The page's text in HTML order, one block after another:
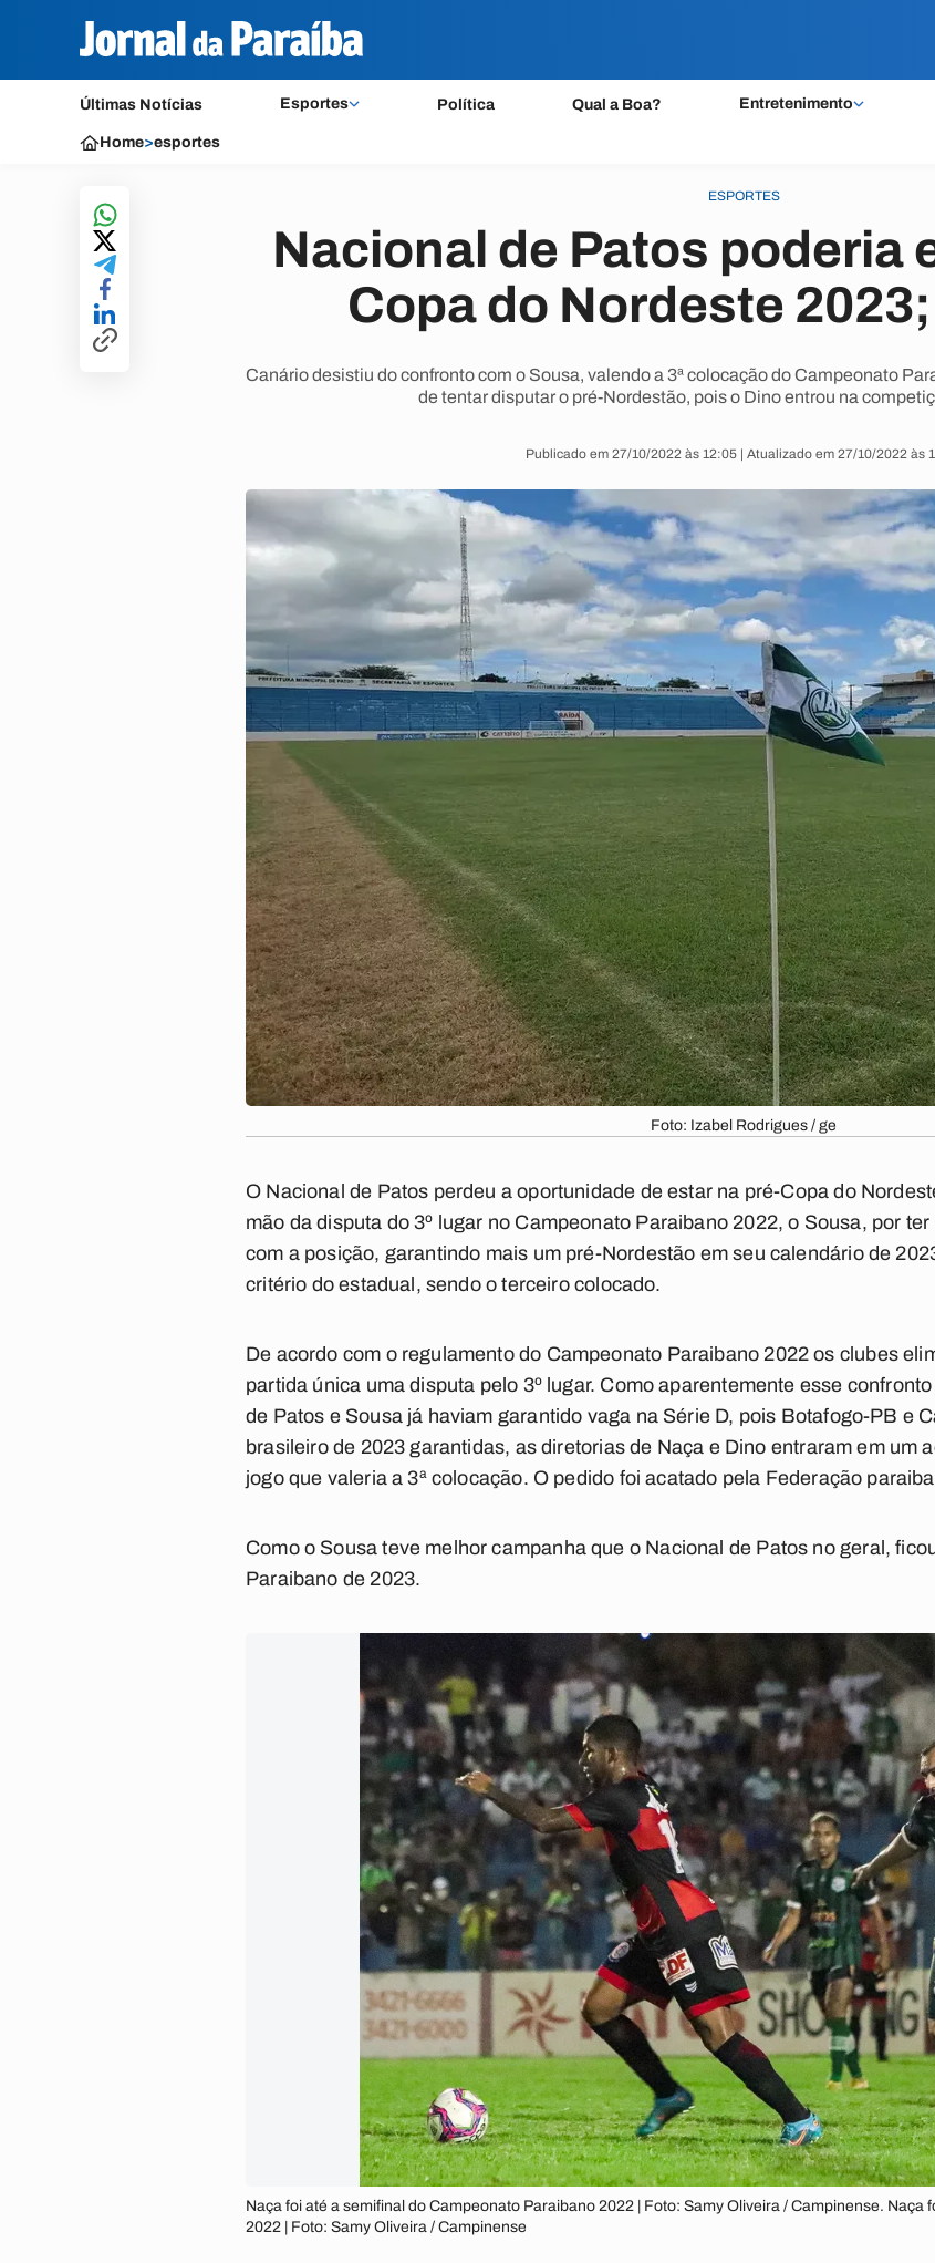
Últimas Notícias Esportes Política Qual a Boa? Entretenimento
Home>esportes
ESPORTES
Nacional de Patos poderia
Copa do Nordeste
Canário desistiu do confronto com o Sousa, valendo a 3ª colocação do Campeonato
de tentar disputar o pré-Nordestão, pois o Dino entrou na
Publicado em 27/10/2022 às 12:05 | Atualizado em 27/10/2022 às
Foto: Izabel Rodrigues / ge
O Nacional de Patos perdeu a oportunidade de estar na pré-Copa do
mão da disputa do 3º lugar no Campeonato Paraibano 2022, o Sousa, por
com a posição, garantindo mais um pré-Nordestão em seu calendário de
critério do estadual, sendo o terceiro colocado.
De acordo com o regulamento do Campeonato Paraibano 2022 os clubes
partida única uma disputa pelo 3º lugar. Como aparentemente esse
de Patos e Sousa já haviam garantido vaga na Série D, pois Botafogo-PB e
brasileiro de 2023 garantidas, as diretorias de Naça e Dino entraram em um
jogo que valeria a 3ª colocação. O pedido foi acatado pela Federação
Como o Sousa teve melhor campanha que o Nacional de Patos no geral,
Paraibano de 2023.
Naça foi até a semifinal do Campeonato Paraibano 2022 | Foto: Samy Oliveira / Campinense. Naça
2022 | Foto: Samy Oliveira / Campinense